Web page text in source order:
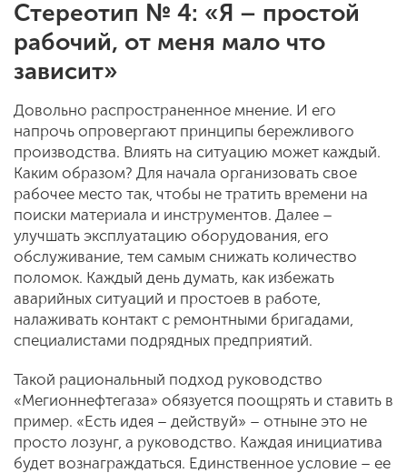
Стереотип № 4: «Я – простой
рабочий, от меня мало что
зависит»
Довольно распространенное мнение. И его
напрочь опровергают принципы бережливого
производства. Влиять на ситуацию может каждый.
Каким образом? Для начала организовать свое
рабочее место так, чтобы не тратить времени на
поиски материала и инструментов. Далее –
улучшать эксплуатацию оборудования, его
обслуживание, тем самым снижать количество
поломок. Каждый день думать, как избежать
аварийных ситуаций и простоев в работе,
налаживать контакт с ремонтными бригадами,
специалистами подрядных предприятий.
Такой рациональный подход руководство
«Мегионнефтегаза» обязуется поощрять и ставить в
пример. «Есть идея – действуй» – отныне это не
просто лозунг, а руководство. Каждая инициатива
будет вознаграждаться. Единственное условие – ее